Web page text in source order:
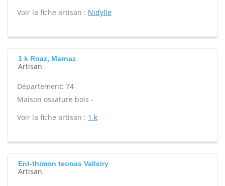
Voir la fiche artisan : Nidylle
1 k Rnaz, Marnaz
Artisan
Département: 74
Maison ossature bois -
Voir la fiche artisan : 1 k
Ent-thimon teonas Valleiry
Artisan